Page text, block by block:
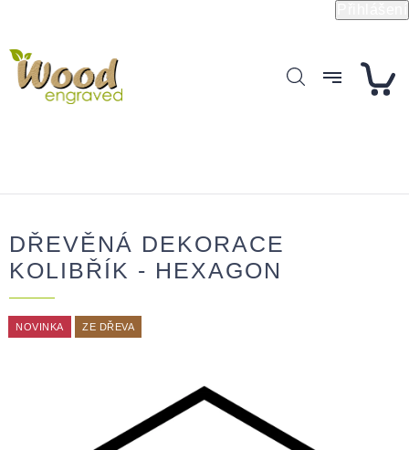
DŘEVĚNÁ DEKORACE
KOLIBŘÍK - HEXAGON
NOVINKA ZE DŘEVA